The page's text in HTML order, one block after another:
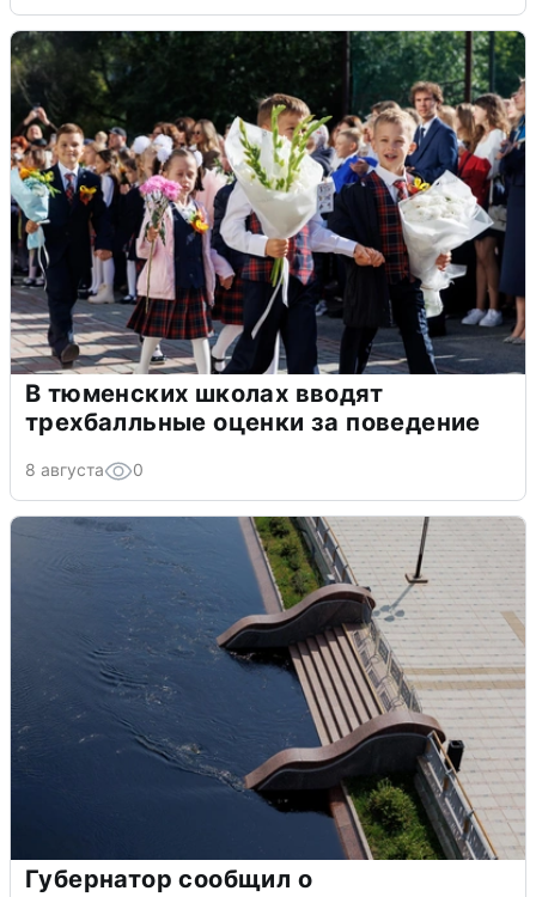
В тюменских школах вводят
трехбалльные оценки за поведение
8 августа 0
Губернатор сообщил о